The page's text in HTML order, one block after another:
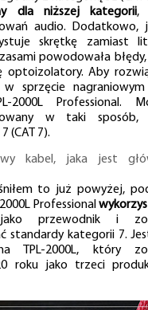
dla niższej kategorii,
audio. Dodatkowo,
skrętkę zamiast
powodowała błędy,
optoizolatory. Aby
sprzęcie
2000L Professional.
w taki sposób,
(CAT 7).
kabel, jaka jest
to już powyżej,
Professional
przewodnik i
standardy kategorii 7.
TPL-2000L, który
roku jako trzeci